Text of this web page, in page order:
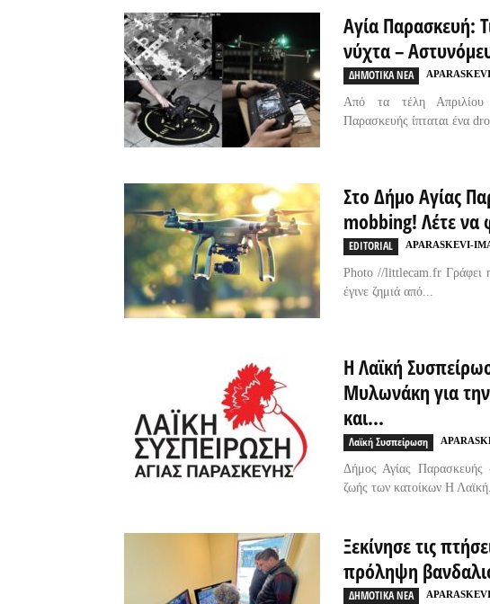
Αγία Παρασκευή:
νύχτα –
ΔΗΜΟΤΙΚΑ ΝΕΑ
Από τα τέλη
Παρασκευής ίπταται ένα
Στο Δήμο Αγίας
mobbing! Λέτε να
EDITORIAL APARASKEVI-
Photo //littlecam.fr Γράφει
έγινε ζημιά από...
Η Λαϊκή
Μυλωνάκη για
και...
Λαϊκή Συσπείρωση
Δήμος Αγίας Παρασκευής
ζωής των κατοίκων Η
Ξεκίνησε τις
πρόληψη
ΔΗΜΟΤΙΚΑ ΝΕΑ